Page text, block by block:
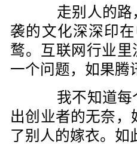
走别人的路，
袭的文化深深印
鹜。互联网行业
一个问题，如果腾
我不知道每个
出创业者的无奈
了别人的嫁衣。如